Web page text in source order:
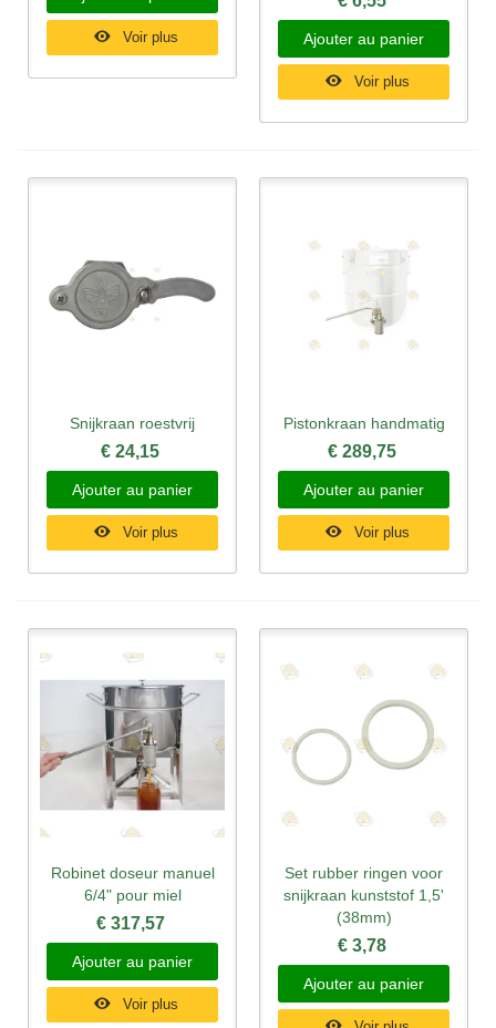
Voir plus Ajouter au panier
Voir plus
Snijkraan roestvrij
€ 24,15
Ajouter au panier
Voir plus
Pistonkraan handmatig
€ 289,75
Ajouter au panier
Voir plus
Robinet doseur manuel
6/4" pour miel
€ 317,57
Ajouter au panier
Voir plus
Set rubber ringen voor
snijkraan kunststof 1,5'
(38mm)
€ 3,78
Ajouter au panier